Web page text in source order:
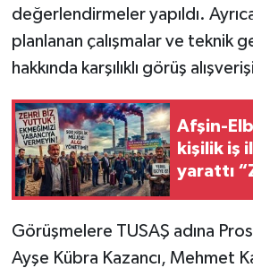
değerlendirmeler yapıldı.
planlanan çalışmalar ve teknik
hakkında karşılıklı görüş
Afşin-
kişilik iş
yarattı
Görüşmelere TUSAŞ adına
Ayşe Kübra Kazancı, Mehmet